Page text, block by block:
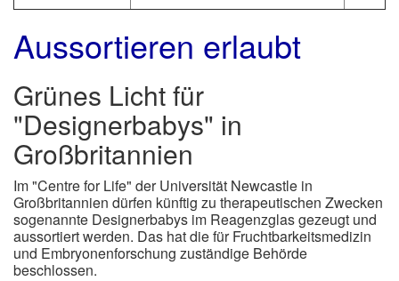
Aussortieren erlaubt
Grünes Licht für
"Designerbabys" in
Großbritannien
Im"Centre for Life" der Universität Newcastle in
Großbritannien dürfen künftig zu therapeutischen Zwecken
sogenannte Designerbabys im Reagenzglas gezeugt und
aussortiert werden. Das hat die für Fruchtbarkeitsmedizin
und Embryonenforschung zuständige Behörde
beschlossen.